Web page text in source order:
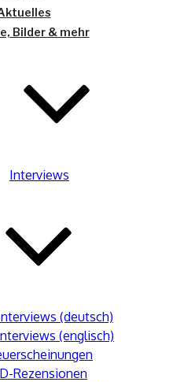
Bilder & mehr
Interviews
(deutsch)
(englisch)
Rezensionen